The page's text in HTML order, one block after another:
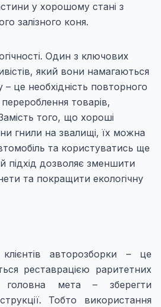
у хорошому стані з
залізного коня.
Один з ключових
який вони намагаються
це необхідність повторного
товарів,
того, що хороші
гнили на звалищі, їх можна
та користуватись ще
підхід дозволяє зменшити
та покращити екологічну
авторозборки – це
реставрацією раритетних
головна мета – зберегти
Тобто використання